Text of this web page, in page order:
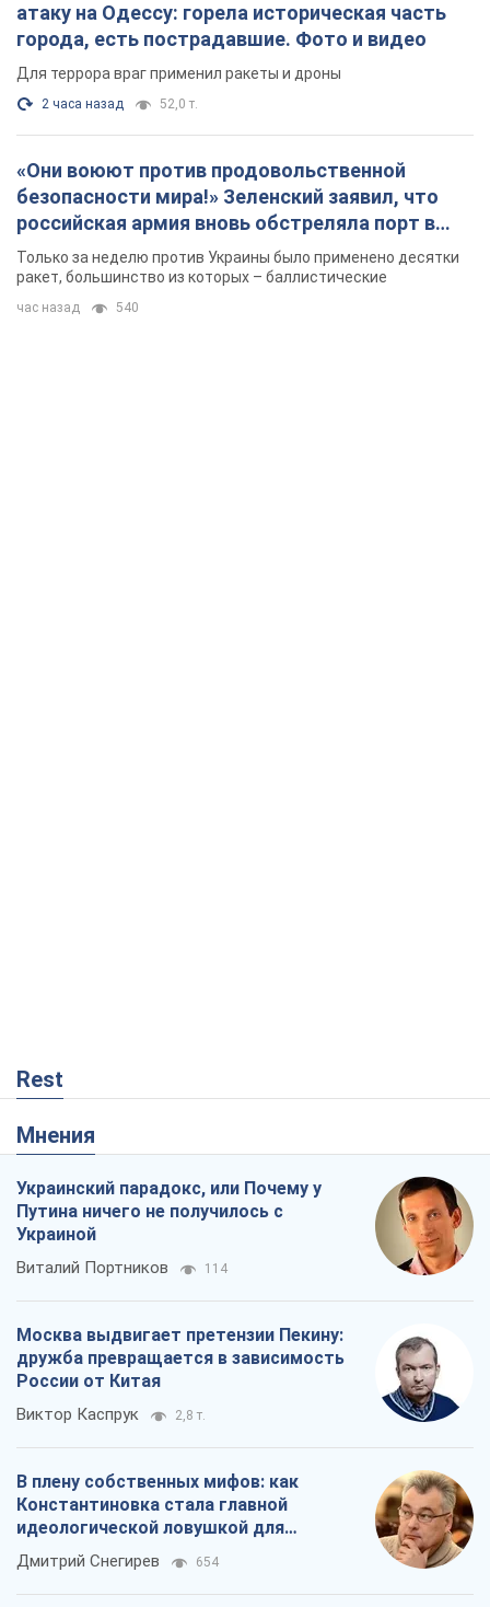
атаку на Одессу: горела историческая часть
города, есть пострадавшие. Фото и видео
Для террора враг применил ракеты и дроны
2 часа назад 52,0 т.
«Они воюют против продовольственной
безопасности мира!» Зеленский заявил, что
российская армия вновь обстреляла порт в
Одессе
Только за неделю против Украины было применено десятки
ракет, большинство из которых – баллистические
час назад 540
Rest
Мнения
Украинский парадокс, или Почему у
Путина ничего не получилось с
Украиной
Виталий Портников 114
Москва выдвигает претензии Пекину:
дружба превращается в зависимость
России от Китая
Виктор Каспрук 2,8 т.
В плену собственных мифов: как
Константиновка стала главной
идеологической ловушкой для
российских оккупантов
Дмитрий Снегирев 654